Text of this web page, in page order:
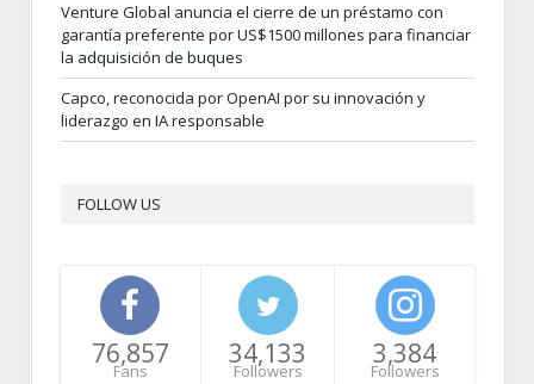
Venture Global anuncia el cierre de un préstamo con
garantía preferente por US$1500 millones para financiar
la adquisición de buques
Capco, reconocida por OpenAI por su innovación y
liderazgo en IA responsable
FOLLOW US
76,857
Fans
34,133
Followers
3,384
Followers